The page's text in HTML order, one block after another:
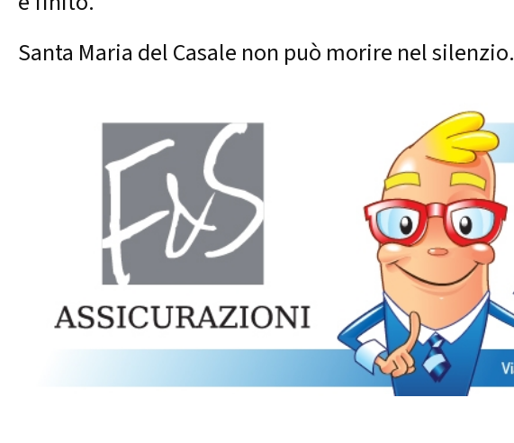
Santa Maria del Casale non può morire nel silenzio.